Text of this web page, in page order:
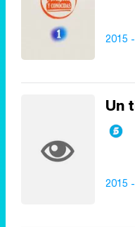
2015
Un
2015